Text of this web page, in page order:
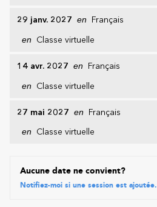
29 janv. 2027 en Français
en Classe virtuelle
14 avr. 2027 en Français
en Classe virtuelle
27 mai 2027 en Français
en Classe virtuelle
Aucune date ne convient?
Notifiez-moi si une session est ajoutée.